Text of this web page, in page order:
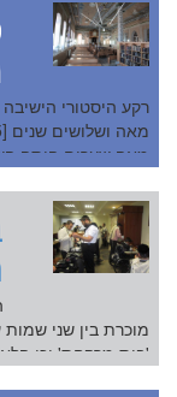
רקע היסטורי
מאה שערים היתה
מוכרת בין שני
'בית מרקחת' וכן